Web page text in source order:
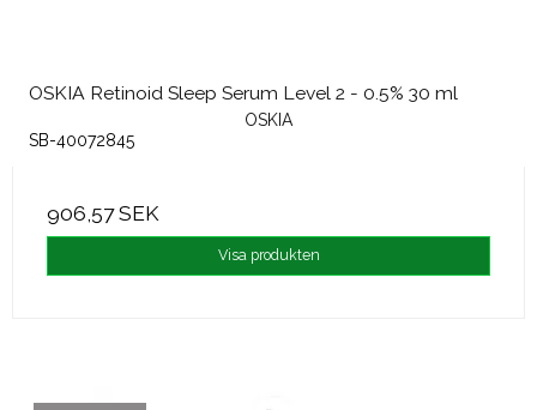
OSKIA Retinoid Sleep Serum Level 2 - 0.5% 30 ml
OSKIA
SB-40072845
906,57 SEK
Visa produkten